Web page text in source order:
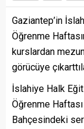
Gaziantep’in
Öğrenme
kurslardan
görücüye
İslahiye Halk
Öğrenme
Bahçesindeki